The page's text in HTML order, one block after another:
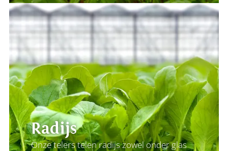
Radijs
Onze telers telen radijs zowel onder glas